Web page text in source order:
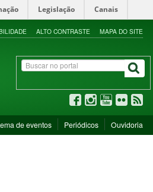
Legislação Canais
ALTO CONTRASTE MAPA DO SITE
de eventos Periódicos Ouvidoria